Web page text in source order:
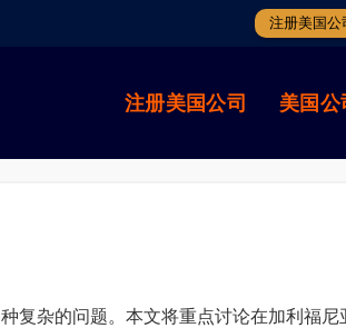
注册美国公
注册美国公司 美国
复杂的问题。本文将重点讨论在加利福尼